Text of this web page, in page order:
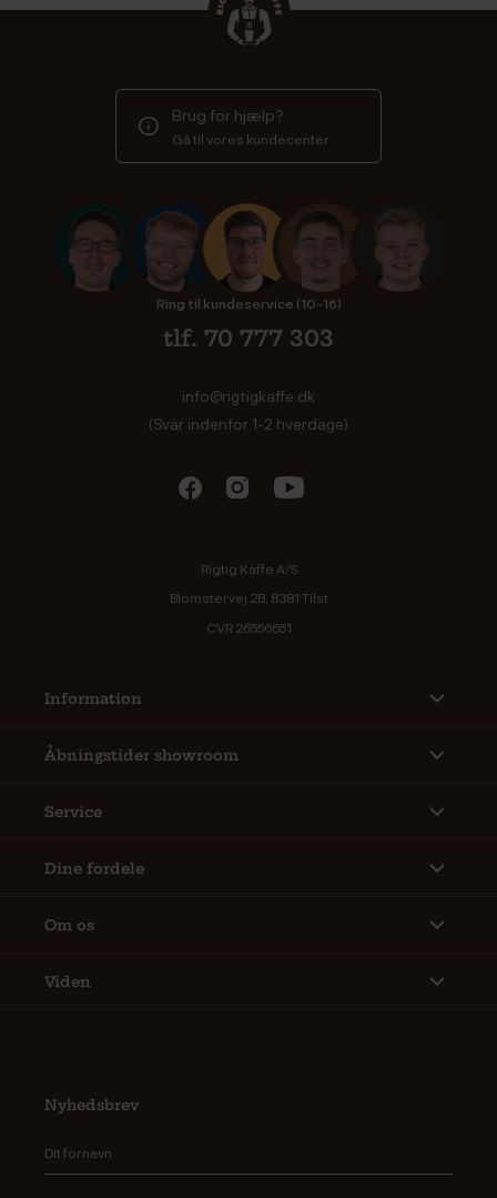
Brug for hjælp?
Gå til vores kundecenter
Ring til kundeservice (10-16)
tlf. 70 777 303
info@rigtigkaffe.dk
(Svar indenfor 1-2 hverdage)
Rigtig Kaffe A/S
Blomstervej 2B, 8381 Tilst
CVR 26556651
Information
Åbningstider showroom
Service
Dine fordele
Om os
Viden
Nyhedsbrev